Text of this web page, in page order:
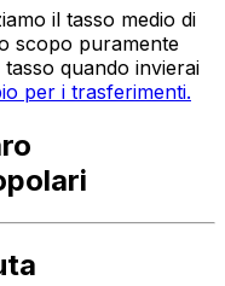
il tasso medio di
scopo puramente
quando invierai
per i trasferimenti.